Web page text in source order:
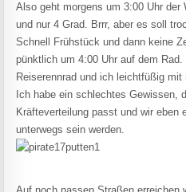
Also geht morgens um 3:00 Uhr
und nur 4 Grad. Brrr, aber es soll
Schnell Frühstück und dann keine
pünktlich um 4:00 Uhr auf dem
Reiserennrad und ich leichtfüßig
Ich habe ein schlechtes Gewissen,
Kräfteverteilung passt und wir eben
unterwegs sein werden.